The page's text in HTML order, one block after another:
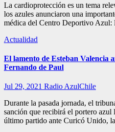
La cardioprotección es un tema
los azules anunciaron una
médica del Centro Deportivo
Actualidad
El lamento de Esteban Valencia
Fernando de Paul
Jul 29, 2021 Radio AzulChile
Durante la pasada jornada, el
sanción que recibirá el portero azul
último partido ante Curicó Unido,